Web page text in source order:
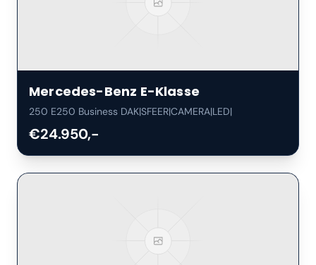
Mercedes-Benz E-Klasse
250 E250 Business DAK|SFEER|CAMERA|LED|
€24.950,-